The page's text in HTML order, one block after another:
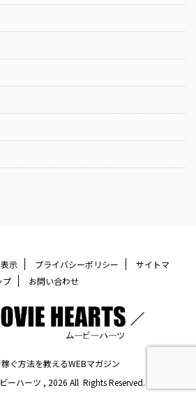
示 プライバシーポリシー
サイトマ
プ
お問い合わせ
ぐ方法を教えるWEBマガジン
ーハーツ , 2026 All Rights Reserved.